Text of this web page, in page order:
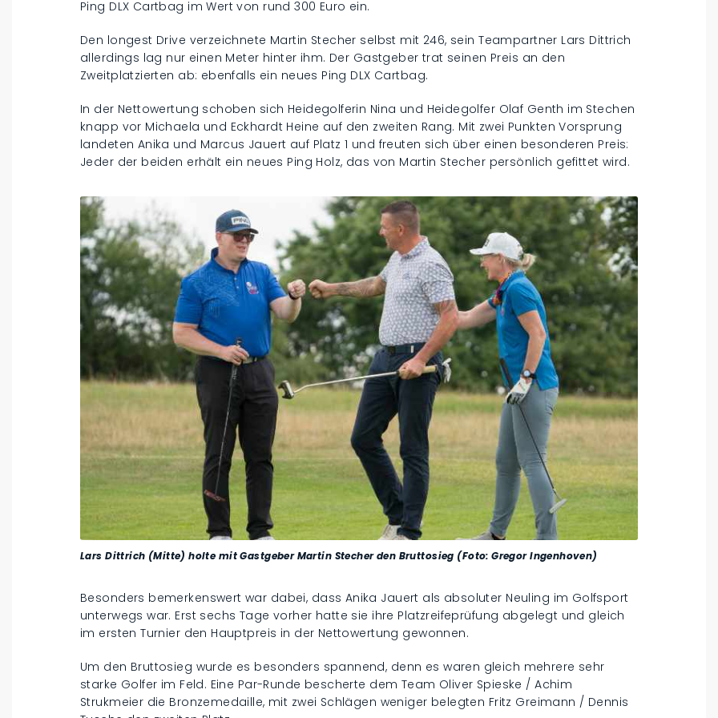
Ping DLX Cartbag im Wert von rund 300 Euro ein.
Den longest Drive verzeichnete Martin Stecher selbst mit 246, sein Teampartner Lars Dittrich
allerdings lag nur einen Meter hinter ihm. Der Gastgeber trat seinen Preis an den
Zweitplatzierten ab: ebenfalls ein neues Ping DLX Cartbag.
In der Nettowertung schoben sich Heidegolferin Nina und Heidegolfer Olaf Genth im Stechen
knapp vor Michaela und Eckhardt Heine auf den zweiten Rang. Mit zwei Punkten Vorsprung
landeten Anika und Marcus Jauert auf Platz 1 und freuten sich über einen besonderen Preis:
Jeder der beiden erhält ein neues Ping Holz, das von Martin Stecher persönlich gefittet wird.
Lars Dittrich (Mitte) holte mit Gastgeber Martin Stecher den Bruttosieg (Foto: Gregor Ingenhoven)
Besonders bemerkenswert war dabei, dass Anika Jauert als absoluter Neuling im Golfsport
unterwegs war. Erst sechs Tage vorher hatte sie ihre Platzreifeprüfung abgelegt und gleich
im ersten Turnier den Hauptpreis in der Nettowertung gewonnen.
Um den Bruttosieg wurde es besonders spannend, denn es waren gleich mehrere sehr
starke Golfer im Feld. Eine Par-Runde bescherte dem Team Oliver Spieske / Achim
Strukmeier die Bronzemedaille, mit zwei Schlägen weniger belegten Fritz Greimann / Dennis